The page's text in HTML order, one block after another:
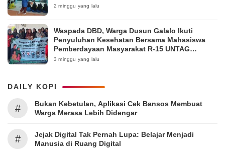
2 minggu yang lalu
Waspada DBD, Warga Dusun Galalo Ikuti
Penyuluhan Kesehatan Bersama Mahasiswa
Pemberdayaan Masyarakat R-15 UNTAG
Surabaya 2026
3 minggu yang lalu
DAILY KOPI
#
Bukan Kebetulan, Aplikasi Cek Bansos Membuat
Warga Merasa Lebih Didengar
#
Jejak Digital Tak Pernah Lupa: Belajar Menjadi
Manusia di Ruang Digital